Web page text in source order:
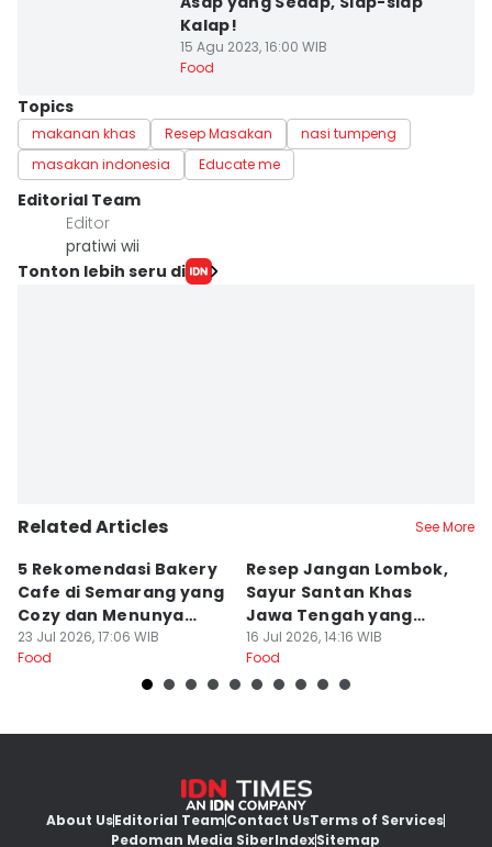
Kalap!
15 Agu 2023, 16:00 WIB
Food
Topics
makanan khas Resep Masakan
nasi tumpeng
masakan indonesia
Educate me
Editorial Team
Editor
pratiwi wii
Tonton lebih seru di
Related Articles See More
5 Rekomendasi Bakery
Cafe di Semarang yang
Cozy dan Menunya
Yummy
23 Jul 2026, 17:06 WIB
Food
Resep Jangan Lombok,
Sayur Santan Khas
Jawa Tengah yang
Gurih Nikmat!
16 Jul 2026, 14:16 WIB
Food
About UsEditorial TeamContact UsTerms of Services
Pedoman Media SiberIndexSitemap